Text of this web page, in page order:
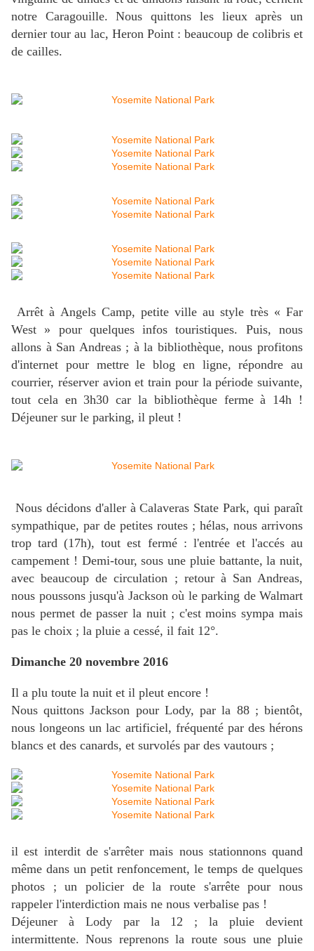
notre Caragouille. Nous quittons les lieux après un
dernier tour au lac, Heron Point : beaucoup de colibris et
de cailles.
Arrêt à Angels Camp, petite ville au style très « Far
West » pour quelques infos touristiques. Puis, nous
allons à San Andreas ; à la bibliothèque, nous profitons
d'internet pour mettre le blog en ligne, répondre au
courrier, réserver avion et train pour la période suivante,
tout cela en 3h30 car la bibliothèque ferme à 14h !
Déjeuner sur le parking, il pleut !
Nous décidons d'aller à Calaveras State Park, qui paraît
sympathique, par de petites routes ; hélas, nous arrivons
trop tard (17h), tout est fermé : l'entrée et l'accés au
campement ! Demi-tour, sous une pluie battante, la nuit,
avec beaucoup de circulation ; retour à San Andreas,
nous poussons jusqu'à Jackson où le parking de Walmart
nous permet de passer la nuit ; c'est moins sympa mais
pas le choix ; la pluie a cessé, il fait 12°.
Dimanche 20 novembre 2016
Il a plu toute la nuit et il pleut encore !
Nous quittons Jackson pour Lody, par la 88 ; bientôt,
nous longeons un lac artificiel, fréquenté par des hérons
blancs et des canards, et survolés par des vautours ;
il est interdit de s'arrêter mais nous stationnons quand
même dans un petit renfoncement, le temps de quelques
photos ; un policier de la route s'arrête pour nous
rappeler l'interdiction mais ne nous verbalise pas !
Déjeuner à Lody par la 12 ; la pluie devient
intermittente. Nous reprenons la route sous une pluie